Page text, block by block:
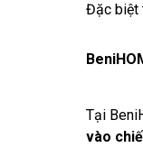
Đặc biệt
Tại
vào